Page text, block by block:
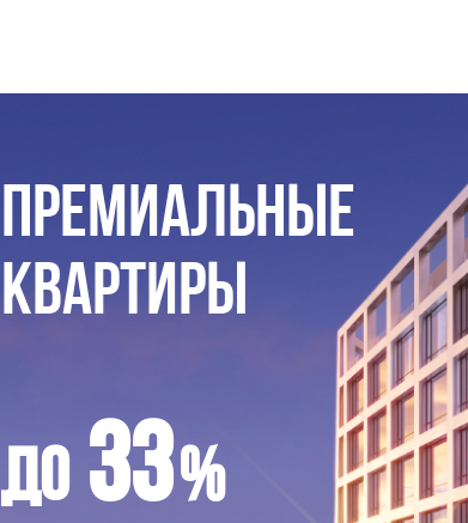
ПРЕМИАЛЬНЫЕ
КВАРТИРЫ
ДО 33%